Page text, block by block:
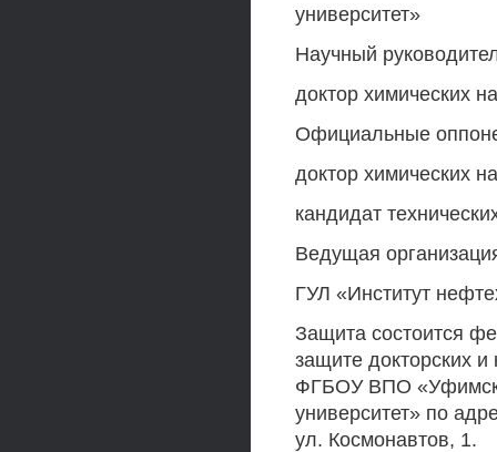
университет»
Научный
доктор химических
Официальные
доктор химических
кандидат
Ведущая
ГУЛ «Институт
Защита состоится
защите докторских
ФГБОУ ВПО
университет» по
ул. Космонавтов, 1.